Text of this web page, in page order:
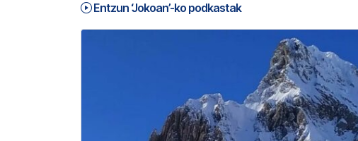
Entzun ‘Jokoan’-ko podkastak